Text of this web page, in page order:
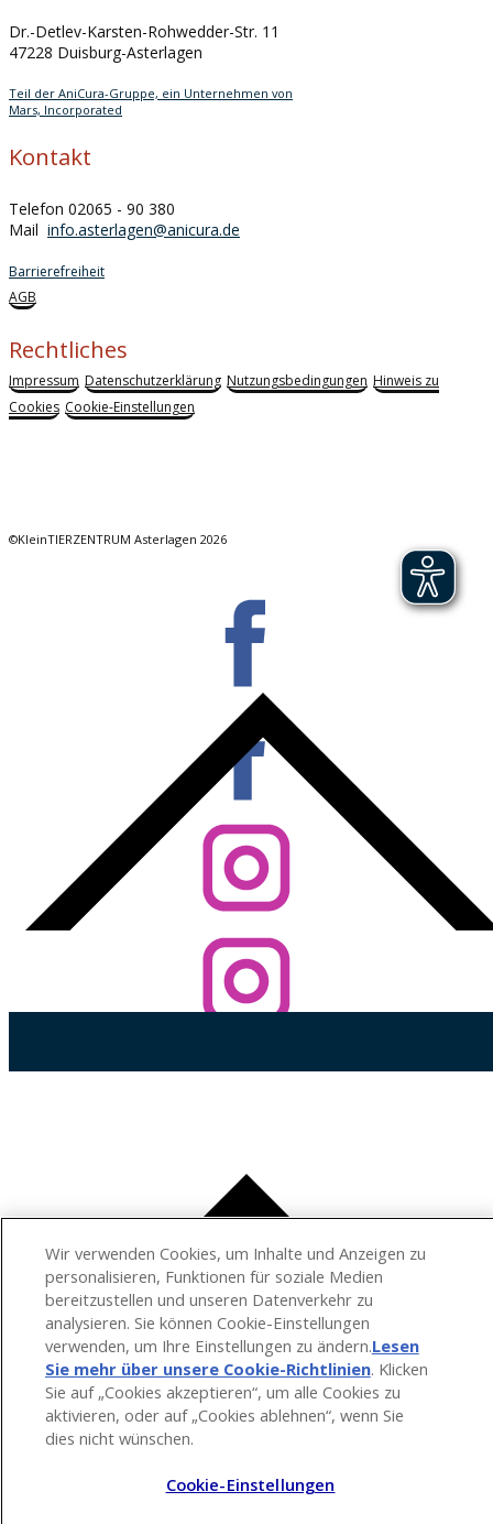
Dr.-Detlev-Karsten-Rohwedder-Str. 11
47228 Duisburg-Asterlagen
Teil der AniCura-Gruppe, ein Unternehmen von
Mars, Incorporated
Kontakt
Telefon 02065 - 90 380
Mail info.asterlagen@anicura.de
Barrierefreiheit
AGB
Rechtliches
Impressum Datenschutzerklärung Nutzungsbedingungen Hinweis zu
Cookies Cookie-Einstellungen
©KleinTIERZENTRUM Asterlagen 2026
Wir verwenden Cookies, um Inhalte und Anzeigen zu
personalisieren, Funktionen für soziale Medien
bereitzustellen und unseren Datenverkehr zu
analysieren. Sie können Cookie-Einstellungen
verwenden, um Ihre Einstellungen zu ändern.Lesen
Sie mehr über unsere Cookie-Richtlinien(opens in a
new tab)
. Klicken
Sie auf „Cookies akzeptieren“, um alle Cookies zu
aktivieren, oder auf „Cookies ablehnen“, wenn Sie
dies nicht wünschen.
Cookie-Einstellungen